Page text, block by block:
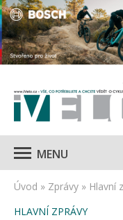
MENU
Úvod » Zprávy » Hlavní
HLAVNÍ ZPRÁVY